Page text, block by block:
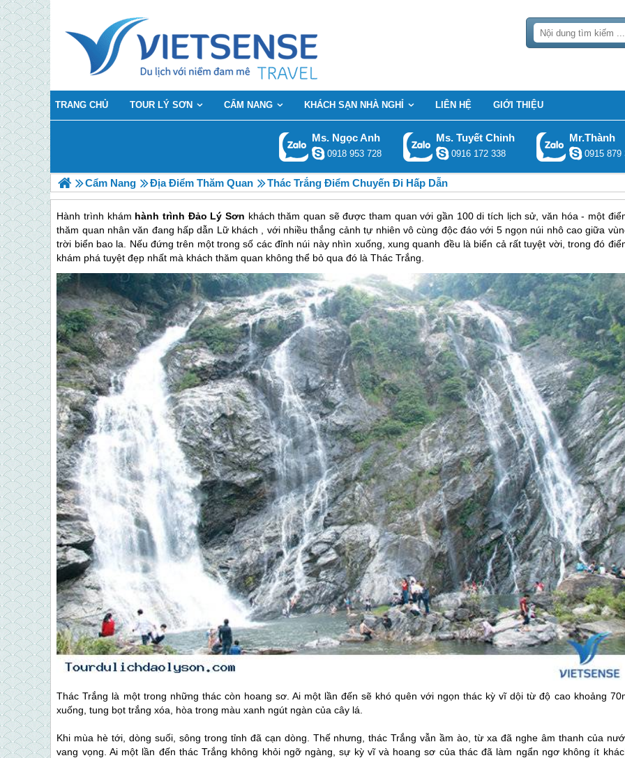
TRANG CHỦ TOUR LÝ SƠN CẨM NANG KHÁCH SẠN NHÀ NGHỈ LIÊN HỆ GIỚI THIỆU
Ms. Ngọc Anh
0918 953 728
Ms. Tuyết Chinh
0916 172 338
Mr.Thành
0915 879
Cẩm Nang Địa Điểm Thăm Quan Thác Trắng Điểm Chuyến Đi Hấp Dẫn
Hành trình khám hành trình Đảo Lý Sơn khách thăm quan sẽ được tham quan với gần 100 di tích lịch sử, văn hóa - một
thăm quan nhân văn đang hấp dẫn Lữ khách , với nhiều thắng cảnh tự nhiên vô cùng độc đáo với 5 ngọn núi nhô cao giữa
trời biển bao la. Nếu đứng trên một trong số các đỉnh núi này nhìn xuống, xung quanh đều là biển cả rất tuyệt vời, trong đó
khám phá tuyệt đẹp nhất mà khách thăm quan không thể bỏ qua đó là Thác Trắng.
Thác Trắng là một trong những thác còn hoang sơ. Ai một lần đến sẽ khó quên với ngọn thác kỳ vĩ dội từ độ cao khoảng
xuống, tung bọt trắng xóa, hòa trong màu xanh ngút ngàn của cây lá.
Khi mùa hè tới, dòng suối, sông trong tỉnh đã cạn dòng. Thế nhưng, thác Trắng vẫn ầm ào, từ xa đã nghe âm thanh của
vang vọng. Ai một lần đến thác Trắng không khỏi ngỡ ngàng, sự kỳ vĩ và hoang sơ của thác đã làm ngẩn ngơ không ít